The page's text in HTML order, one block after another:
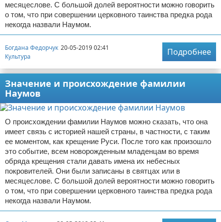
месяцеслове. С большой долей вероятности можно говорить
о том, что при совершении церковного таинства предка рода
некогда назвали Наумом.
Богдана Федорчук 20-05-2019 02:41
Культура
Подробнее
Значение и происхождение фамилии
Наумов
О происхождении фамилии Наумов можно сказать, что она
имеет связь с историей нашей страны, в частности, с таким
ее моментом, как крещение Руси. После того как произошло
это событие, всем новорожденным младенцам во время
обряда крещения стали давать имена их небесных
покровителей. Они были записаны в святцах или в
месяцеслове. С большой долей вероятности можно говорить
о том, что при совершении церковного таинства предка рода
некогда назвали Наумом.